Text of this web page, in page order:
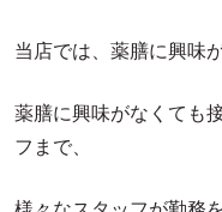
当店では、薬膳に興味
薬膳に興味がなくても
フまで、
薬膳コラム
通販の